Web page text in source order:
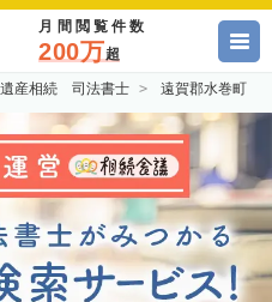
月間閲覧件数
200万超
産相続 司法書士 遠賀郡水巻町